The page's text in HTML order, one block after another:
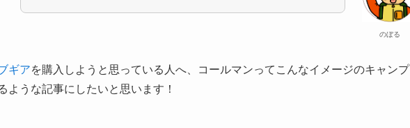
のぼる
ギアを購入しようと思っている人へ、コールマンってこんなイメージのキャンプ
ような記事にしたいと思います！